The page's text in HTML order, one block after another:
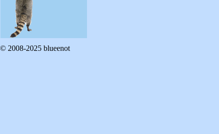
© 2008-2025 blueenot